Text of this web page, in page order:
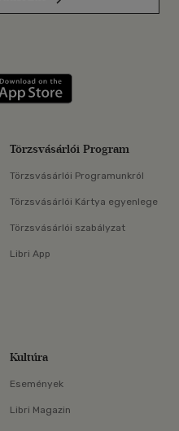
Szerezd meg: Google
Törzsvásárlói Program
Törzsvásárlói Programunkról
Törzsvásárlói Kártya egyenlege
Törzsvásárlói szabályzat
Libri App
Kultúra
Események
Libri Magazin